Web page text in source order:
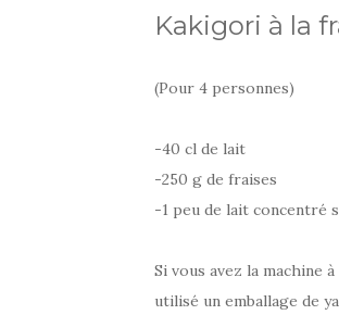
Kakigori à la
(Pour 4 personnes)
-40 cl de lait
-250 g de fraises
-1 peu de lait concentré
Si vous avez la machine
utilisé un emballage de